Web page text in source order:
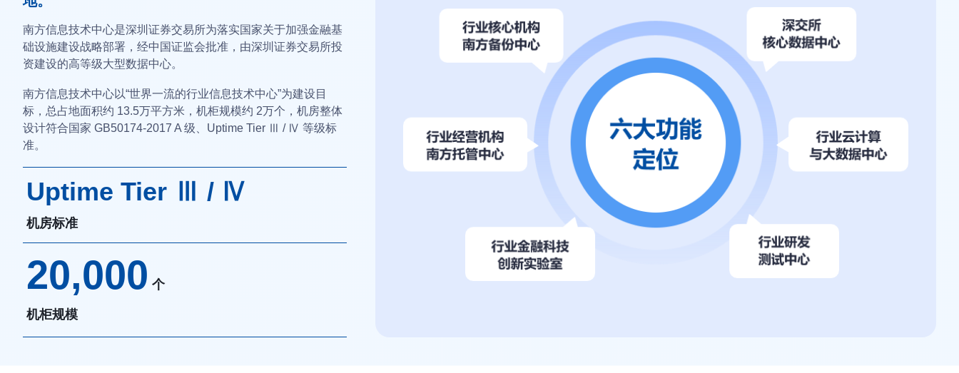
南方信息技术中心是深圳证券交易所为落实国家关于加强金融基
础设施建设战略部署，经中国证监会批准，由深圳证券交易所投
资建设的高等级大型数据中心。
南方信息技术中心以“世界一流的行业信息技术中心”为建设目
标，总占地面积约 13.5万平方米，机柜规模约 2万个，机房整体
设计符合国家 GB50174-2017 A 级、Uptime Tier Ⅲ / Ⅳ 等级标
准。
Uptime Tier Ⅲ / Ⅳ
机房标准
20,000 个
机柜规模